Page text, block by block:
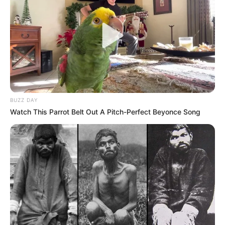
PIATEK
– “Piatek e ka merituar numrin 9. Mënyra se si u
integrua në ekip, natyraliteti i tij dhe golat e rëndësishëm që
ka shënuar bëjnë që ta meritojë plotësisht. Tani ka ardhur
momenti që Kris të marrë përsipër përgjegjësitë e këtij
numri të rëndë.”
DREJTUESIT– “Mendoj se drejtuesit e rinj po bëjnë gjëra
pozitive, si për shembull projekti i stadiumit të ri. San Siro
do të na mungojë të gjithëve, sepse është një stadium i
BUZZ DAY
Watch This Parrot Belt Out A Pitch-Perfect Beyonce Song